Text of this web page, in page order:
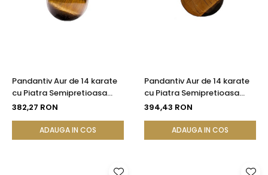
Seturi Perle cu Argint
Brățări cu Perle
Pandantiv Aur de 14 karate
cu Piatra Semipretioasa
Naturala de Ochi de Tigru
382,27 RON
ADAUGA IN COS
Pandantiv Aur de 14 karate
cu Piatra Semipretioasa
Naturala de Ochi de Tigru
394,43 RON
ADAUGA IN COS